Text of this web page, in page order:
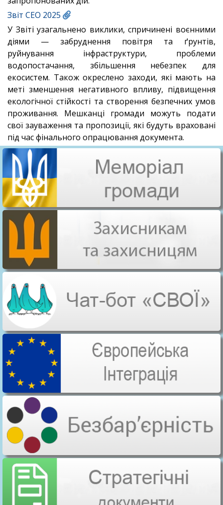
Звіт СЕО 2025
У Звіті узагальнено виклики, спричинені воєнними
діями — забруднення повітря та ґрунтів,
руйнування інфраструктури, проблеми
водопостачання, збільшення небезпек для
екосистем. Також окреслено заходи, які мають на
меті зменшення негативного впливу, підвищення
екологічної стійкості та створення безпечних умов
проживання. Мешканці громади можуть подати
свої зауваження та пропозиції, які будуть враховані
під час фінального опрацювання документа.